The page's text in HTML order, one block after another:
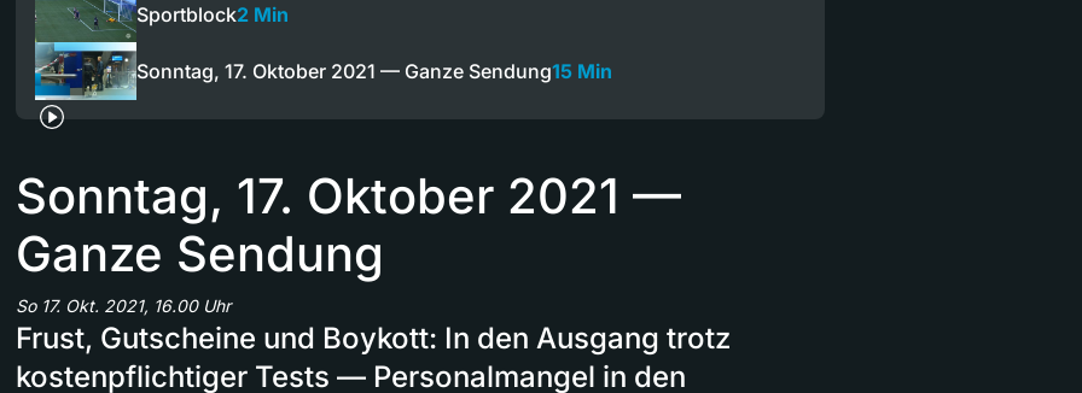
Sportblock2 Min
Sonntag, 17. Oktober 2021 — Ganze Sendung15 Min
Sonntag, 17. Oktober 2021 —
Ganze Sendung
So 17. Okt. 2021, 16.00 Uhr
Frust, Gutscheine und Boykott: In den Ausgang trotz
kostenpflichtiger Tests — Personalmangel in den